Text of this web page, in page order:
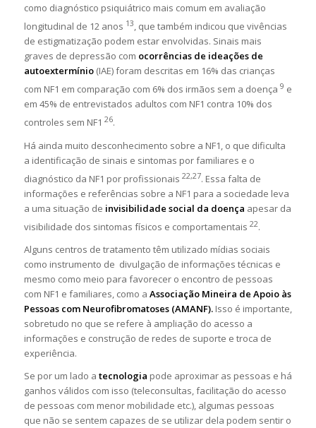
como diagnóstico psiquiátrico mais comum em avaliação
longitudinal de 12 anos 13, que também indicou que vivências
de estigmatização podem estar envolvidas. Sinais mais
graves de depressão com ocorrências de ideações de
autoextermínio(IAE) foram descritas em 16% das crianças
com NF1 em comparação com 6% dos irmãos sem a doença 9 e
em 45% de entrevistados adultos com NF1 contra 10% dos
controles sem NF1 26.
Há ainda muito desconhecimento sobre a NF1, o que dificulta
a identificação de sinais e sintomas por familiares e o
diagnóstico da NF1 por profissionais 22,27. Essa falta de
informações e referências sobre a NF1 para a sociedade leva
a uma situação de invisibilidade social da doença apesar da
visibilidade dos sintomas físicos e comportamentais 22.
Alguns centros de tratamento têm utilizado mídias sociais
como instrumento de divulgação de informações técnicas e
mesmo como meio para favorecer o encontro de pessoas
com NF1 e familiares, como a Associação Mineira de Apoio às
Pessoas com Neurofibromatoses (AMANF).Isso é importante,
sobretudo no que se refere à ampliação do acesso a
informações e construção de redes de suporte e troca de
experiência.
Se por um lado a tecnologia pode aproximar as pessoas e há
ganhos válidos com isso (teleconsultas, facilitação do acesso
de pessoas com menor mobilidade etc.), algumas pessoas
que não se sentem capazes de se utilizar dela podem sentir o